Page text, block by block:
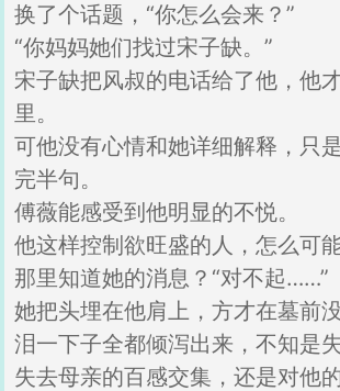
换了个话题，“你怎么会来？”
“你妈妈她们找过宋子缺。”
宋子缺把风叔的电话给了他，他
里。
可他没有心情和她详细解释，只
完半句。
傅薇能感受到他明显的不悦。
他这样控制欲旺盛的人，怎么可
那里知道她的消息？“对不起……”
她把头埋在他肩上，方才在墓前
泪一下子全都倾泻出来，不知是
失去母亲的百感交集，还是对他